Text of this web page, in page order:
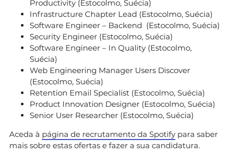
Productivity (Estocolmo, Suécia)
Infrastructure Chapter Lead (Estocolmo, Suécia)
Software Engineer – Backend (Estocolmo, Suécia)
Security Engineer (Estocolmo, Suécia)
Software Engineer – In Quality (Estocolmo,
Suécia)
Web Engineering Manager Users Discover
(Estocolmo, Suécia)
Retention Email Specialist (Estocolmo, Suécia)
Product Innovation Designer (Estocolmo, Suécia)
Senior User Researcher (Estocolmo, Suécia)
Aceda à página de recrutamento da Spotify para saber
mais sobre estas ofertas e fazer a sua candidatura.